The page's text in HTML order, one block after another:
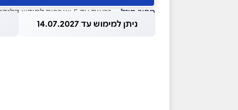
מחיר מוזל — זכאות עד 5 שוברים לחודש קלנדרי
ניתן למימוש עד 14.07.2027